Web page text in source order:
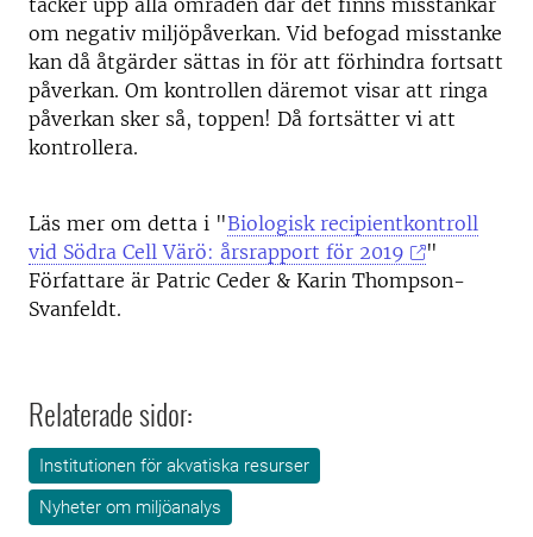
täcker upp alla områden där det finns misstankar
om negativ miljöpåverkan. Vid befogad misstanke
kan då åtgärder sättas in för att förhindra fortsatt
påverkan. Om kontrollen däremot visar att ringa
påverkan sker så, toppen! Då fortsätter vi att
kontrollera.
Läs mer om detta i "Biologisk recipientkontroll
vid Södra Cell Värö: årsrapport för 2019
"
Författare är Patric Ceder & Karin Thompson-
Svanfeldt.
Relaterade sidor:
Institutionen för akvatiska resurser
Nyheter om miljöanalys